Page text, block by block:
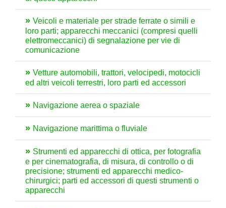
Veicoli e materiale per strade ferrate o simili e
loro parti; apparecchi meccanici (compresi quelli
elettromeccanici) di segnalazione per vie di
comunicazione
Vetture automobili, trattori, velocipedi, motocicli
ed altri veicoli terrestri, loro parti ed accessori
Navigazione aerea o spaziale
Navigazione marittima o fluviale
Strumenti ed apparecchi di ottica, per fotografia
e per cinematografia, di misura, di controllo o di
precisione; strumenti ed apparecchi medico-
chirurgici; parti ed accessori di questi strumenti o
apparecchi